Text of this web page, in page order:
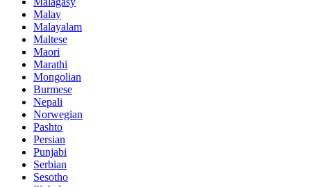
Malay
Malayalam
Maltese
Maori
Marathi
Mongolian
Burmese
Nepali
Norwegian
Pashto
Persian
Punjabi
Serbian
Sesotho